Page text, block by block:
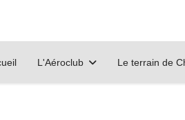
L'Aéroclub Le terrain de